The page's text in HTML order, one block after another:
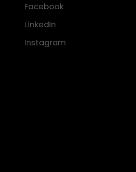
Facebook
LinkedIn
Instagram